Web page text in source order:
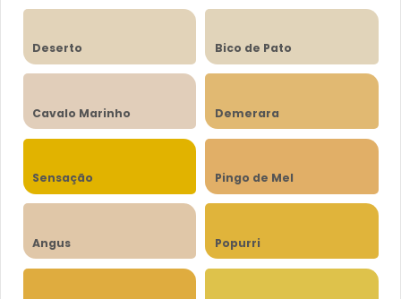
Deserto Bico de Pato
Cavalo Marinho Demerara
Sensação Pingo de Mel
Angus Popurri